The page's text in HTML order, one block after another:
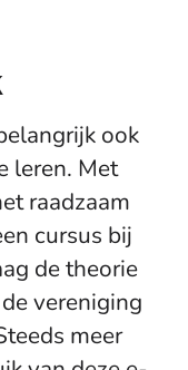
ook
leren. Met
raadzaam
cursus bij
de theorie
vereniging
meer